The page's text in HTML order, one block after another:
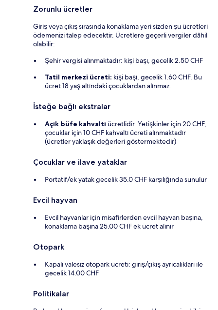
Zorunlu ücretler
Giriş veya çıkış sırasında konaklama yeri sizden şu ücretleri
ödemenizi talep edecektir. Ücretlere geçerli vergiler dâhil
olabilir:
Şehir vergisi alınmaktadır: kişi başı, gecelik 2.50 CHF
Tatil merkezi ücreti: kişi başı, gecelik 1.60 CHF. Bu
ücret 18 yaş altındaki çocuklardan alınmaz.
İsteğe bağlı ekstralar
Açık büfe kahvaltı ücretlidir. Yetişkinler için 20 CHF,
çocuklar için 10 CHF kahvaltı ücreti alınmaktadır
(ücretler yaklaşık değerleri göstermektedir)
Çocuklar ve ilave yataklar
Portatif/ek yatak gecelik 35.0 CHF karşılığında sunulur
Evcil hayvan
Evcil hayvanlar için misafirlerden evcil hayvan başına,
konaklama başına 25.00 CHF ek ücret alınır
Otopark
Kapalı valesiz otopark ücreti: giriş/çıkış ayrıcalıkları ile
gecelik 14.00 CHF
Politikalar